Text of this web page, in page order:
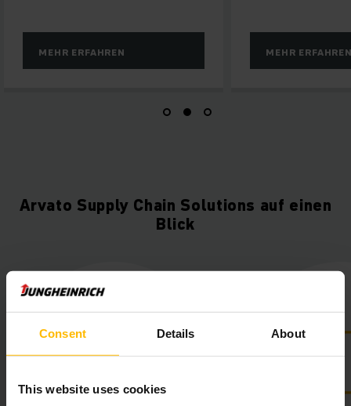
Consent Details About
This website uses cookies
MEHR ERFAHREN MEHR ERFAHREN
Arvato Supply Chain Solutions auf einen
Blick